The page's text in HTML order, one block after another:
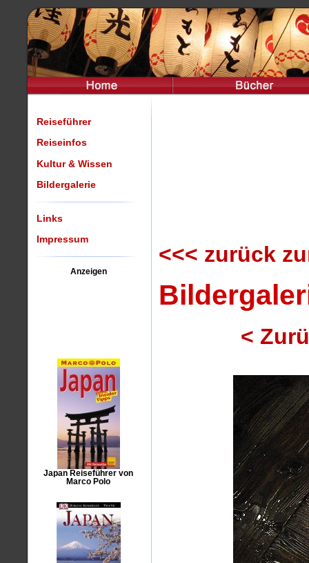
Reiseführer
Reiseinfos
Kultur & Wissen
Bildergalerie
Links
Impressum
Anzeigen
Japan Reiseführer von
Marco Polo
<<< zurück
<